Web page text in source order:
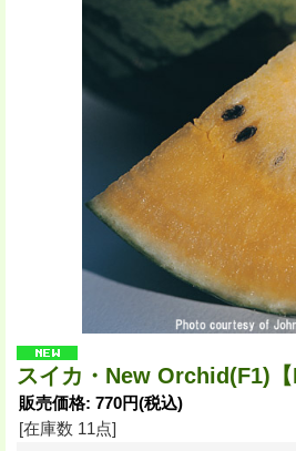
スイカ・New Orchid(F1)【
販売価格: 770円(税込)
[在庫数 11点]